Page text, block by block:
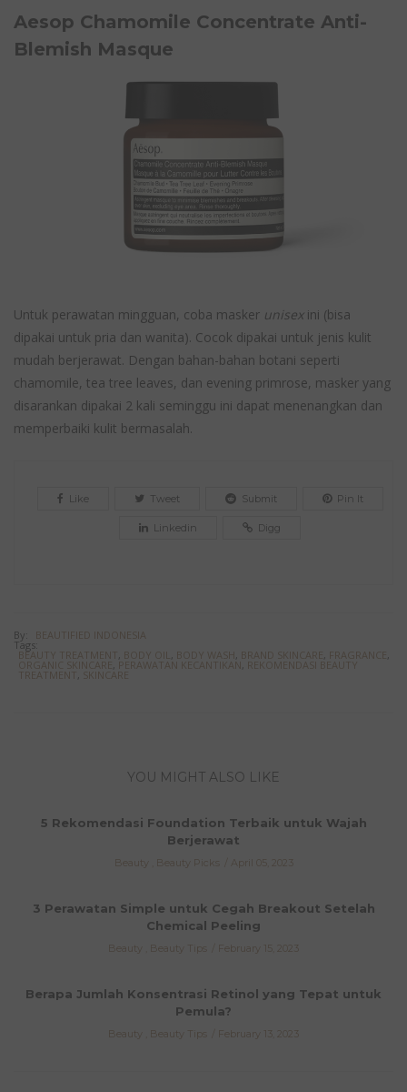
Aesop Chamomile Concentrate Anti-
Blemish Masque
Untuk perawatan mingguan, coba masker unisexini (bisa
dipakai untuk pria dan wanita). Cocok dipakai untuk jenis kulit
mudah berjerawat. Dengan bahan-bahan botani seperti
chamomile, tea tree leaves, dan evening primrose, masker yang
disarankan dipakai 2 kali seminggu ini dapat menenangkan dan
memperbaiki kulit bermasalah.
Like Tweet Submit Pin It
Linkedin Digg
By: BEAUTIFIED INDONESIA
Tags:
BEAUTY TREATMENT , BODY OIL , BODY WASH, BRAND SKINCARE , FRAGRANCE ,
ORGANIC SKINCARE , PERAWATAN KECANTIKAN, REKOMENDASI BEAUTY
TREATMENT , SKINCARE
YOU MIGHT ALSO LIKE
5 Rekomendasi Foundation Terbaik untuk Wajah
Berjerawat
Beauty Beauty Picks April 05, 2023
3 Perawatan Simple untuk Cegah Breakout Setelah
Chemical Peeling
Beauty Beauty Tips February 15, 2023
Berapa Jumlah Konsentrasi Retinol yang Tepat untuk
Pemula?
Beauty Beauty Tips February 13, 2023